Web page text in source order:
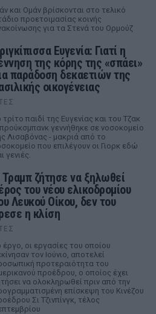
και Ομάν βρίσκονται στο τελικό
προετοιμασίας κοινής
για τα Στενά του Ορμούζ
Ευγενία: Γιατί η
της κόρης της «σπάει»
παράδοση δεκαετιών της
οικογένειας
τρίτο παιδί της Ευγενίας και του Τζακ
γεννήθηκε σε νοσοκομείο
Λισαβόνας - μακριά από το
που επιλέγουν οι Γιορκ εδώ
γενιές.
ζήτησε να ξηλωθεί
του νέου ελικοδρομίου
Λευκού Οίκου, δεν του
η κλίση
έργο, οι εργασίες του οποίου
τον Ιούνιο, αποτελεί
προτεραιότητα του
προέδρου, ο οποίος έχει
να ολοκληρωθεί πριν από την
επίσκεψη του Κινέζου
Σι Τζινπίνγκ, τέλος